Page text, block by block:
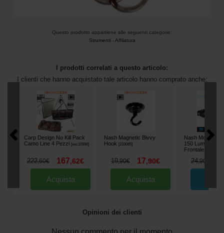
Questo prodotto appartiene alle seguenti categorie:
Strumenti-Affilatura
I prodotti correlati a questo articolo:
I clienti che hanno acquistato tale articolo hanno comprato anche:
Carp Design No Kill Pack
Camo Line 4 Pezzi [esc10996]
222,60€ 167,62€
Acquista
Nash Magnetic Bivvy
Hook
[233065]
19,90€ 17,90€
Acquista
Nash
150 Lumen
Frontale
24,90
Opinioni dei clienti